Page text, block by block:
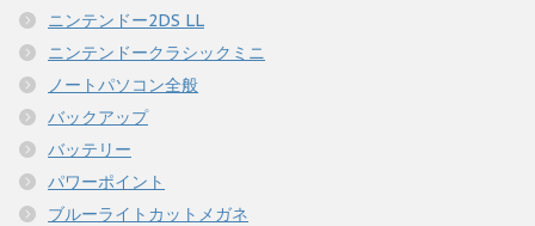
ニンテンドー2DS LL
ニンテンドークラシックミニ
ノートパソコン全般
バックアップ
バッテリー
パワーポイント
ブルーライトカットメガネ